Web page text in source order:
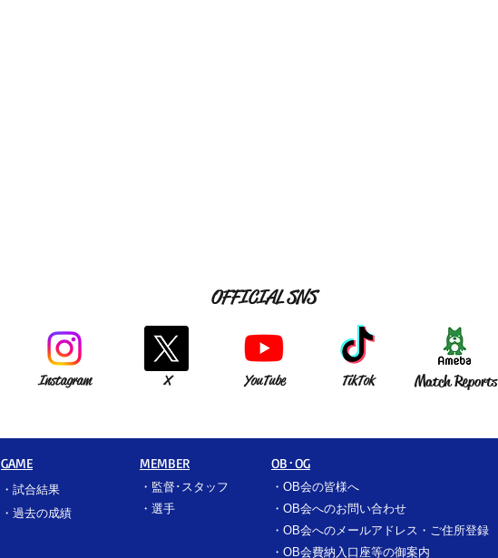
OFFICIAL SNS
Instagram X YouTube TikTok Match Reports
GAME
・ 試合結果
​・過去の成績
MEMBER
・ 監督･スタッフ
​・ 選手
OB･OG
​・ OB会の皆様へ
​・ OB会へのお問い合わせ
・ OB会へのメールアドレス・ご住所登録
​・ OB会費納入口座等の御案内